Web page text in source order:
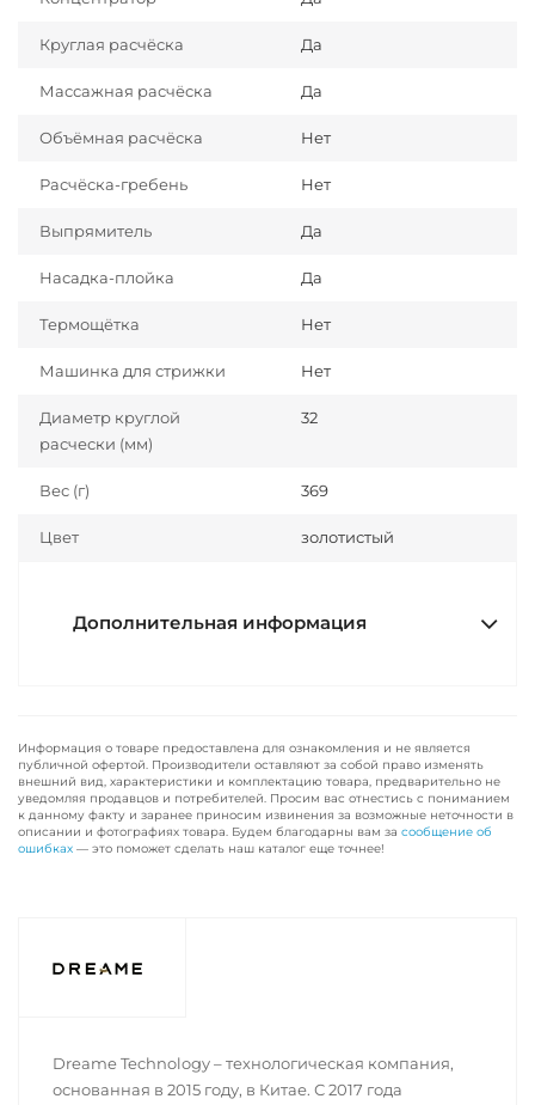
Круглая расчёска Да
Массажная расчёска Да
Объёмная расчёска Нет
Расчёска-гребень Нет
Выпрямитель Да
Насадка-плойка Да
Термощётка Нет
Машинка для стрижки Нет
Диаметр круглой
расчески (мм)
32
Вес (г) 369
Цвет золотистый
Дополнительная информация
Информация о товаре предоставлена для ознакомления и не является
публичной офертой. Производители оставляют за собой право изменять
внешний вид, характеристики и комплектацию товара, предварительно не
уведомляя продавцов и потребителей. Просим вас отнестись с пониманием
к данному факту и заранее приносим извинения за возможные неточности в
описании и фотографиях товара. Будем благодарны вам за сообщение об
ошибках — это поможет сделать наш каталог еще точнее!
Dreame Technology – технологическая компания,
основанная в 2015 году, в Китае. С 2017 года